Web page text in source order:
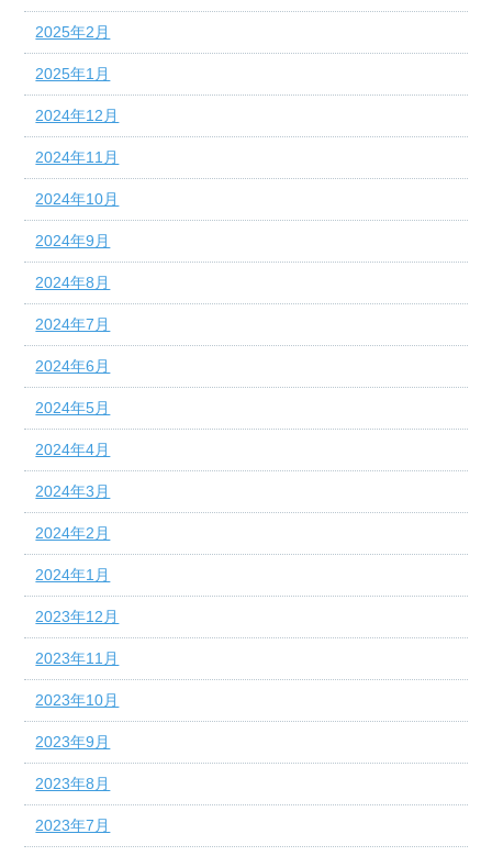
2025年2月
2025年1月
2024年12月
2024年11月
2024年10月
2024年9月
2024年8月
2024年7月
2024年6月
2024年5月
2024年4月
2024年3月
2024年2月
2024年1月
2023年12月
2023年11月
2023年10月
2023年9月
2023年8月
2023年7月